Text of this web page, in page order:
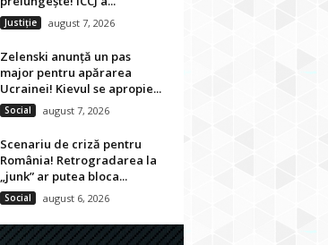
Justiție august 7, 2026
Zelenski anunță un pas
major pentru apărarea
Ucrainei! Kievul se apropie...
Social august 7, 2026
Scenariu de criză pentru
România! Retrogradarea la
„junk” ar putea bloca...
Social august 6, 2026